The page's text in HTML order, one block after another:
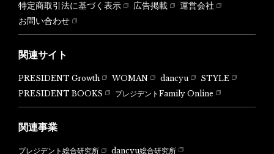
特定商取引法に基づく表示
広告掲載
運営会社
お問い合わせ
関連サイト
PRESIDENT Growth WOMAN dancyu
STYLE
PRESIDENT BOOKS
プレジデントFamily Online
関連事業
プレジデント総合研究所 dancyu総合研究所